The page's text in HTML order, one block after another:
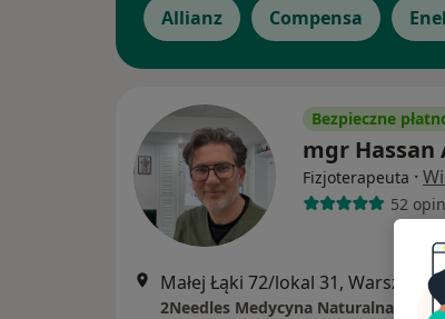
Allianz Compensa
Bezpieczne
mgr Hassan
Fizjoterapeuta ·
52
Małej Łąki 72/lokal 31, Warszawa
2Needles Medycyna Naturalna